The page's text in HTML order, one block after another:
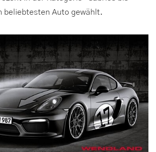
beliebtesten Auto gewählt.